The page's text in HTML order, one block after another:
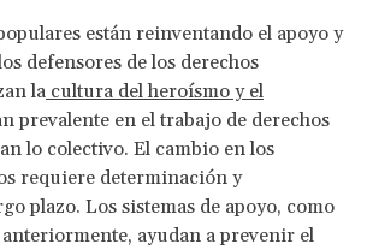
están reinventando el apoyo y
defensores de los derechos
la cultura del heroísmo y el
prevalente en el trabajo de derechos
lo colectivo. El cambio en los
requiere determinación y
plazo. Los sistemas de apoyo, como
ayudan a prevenir el